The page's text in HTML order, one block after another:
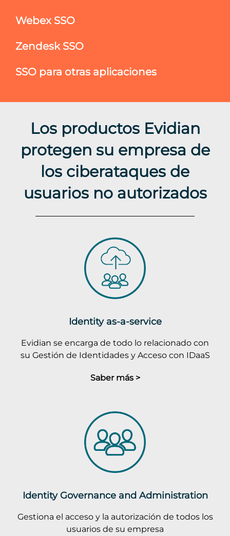
Webex SSO
Zendesk SSO
SSO para otras aplicaciones
Los productos Evidian
protegen su empresa de
los ciberataques de
usuarios no autorizados
Identity as-a-service
Evidian se encarga de todo lo relacionado con
su Gestión de Identidades y Acceso con IDaaS
Saber más >
Identity Governance and Administration
Gestiona el acceso y la autorización de todos los
usuarios de su empresa